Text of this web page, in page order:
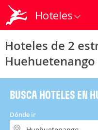
Hoteles
Hoteles de 2
Huehuetenango
BUSCA HOTELES EN
Dónde ir